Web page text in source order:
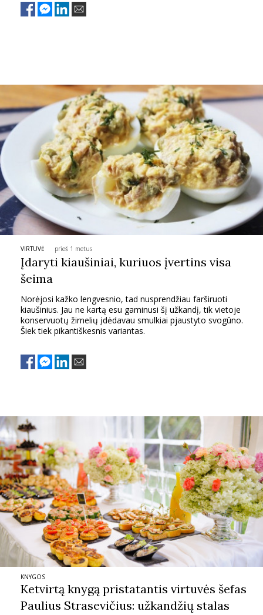
NELAIMĖS
Sekite mus:
PRENUMERUOK
NAUJIENLAIŠKĮ
Jūs sutinkate su
taisyklėmis
VIRTUVĖ prieš 1 metus
Įdaryti kiaušiniai, kuriuos įvertins visa
šeima
Norėjosi kažko lengvesnio, tad nusprendžiau farširuoti
kiaušinius. Jau ne kartą esu gaminusi šį užkandį, tik vietoje
konservuotų žirnelių įdėdavau smulkiai pjaustyto svogūno.
Šiek tiek pikantiškesnis variantas.
KNYGOS
Ketvirtą knygą pristatantis virtuvės šefas
Paulius Strasevičius: užkandžių stalas